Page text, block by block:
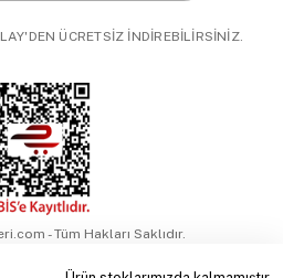
ÜCRETSİZ İNDİREBİLİRSİNİZ.
- Tüm Hakları Saklıdır.